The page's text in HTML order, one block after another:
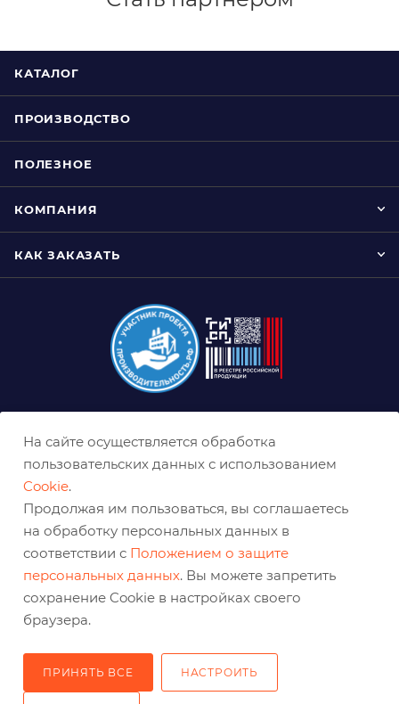
КАТАЛОГ
ПРОИЗВОДСТВО
ПОЛЕЗНОЕ
КОМПАНИЯ
КАК ЗАКАЗАТЬ
ekb@belabraziv.ru
На сайте осуществляется обработка
пользовательских данных с использованием
Cookie.
Продолжая им пользоваться, вы соглашаетесь
на обработку персональных данных в
соответствии с Положением о защите
персональных данных. Вы можете запретить
сохранение Cookie в настройках своего
браузера.
ПРИНЯТЬ ВСЕ НАСТРОИТЬ